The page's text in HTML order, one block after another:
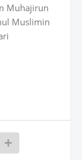
Muhajirun
Muslimin